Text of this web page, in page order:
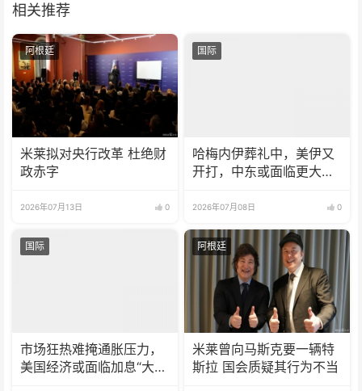
相关推荐
阿根廷
米莱拟对央行改革 杜绝财
政赤字
2026年07月13日 0
国际
哈梅内伊葬礼中，美伊又
开打，中东或面临更大规
2026年07月08日 0
国际
市场狂热难掩通胀压力，
美国经济或面临加息“大
阿根廷
米莱曾向马斯克要一辆特
斯拉 国会质疑其行为不当